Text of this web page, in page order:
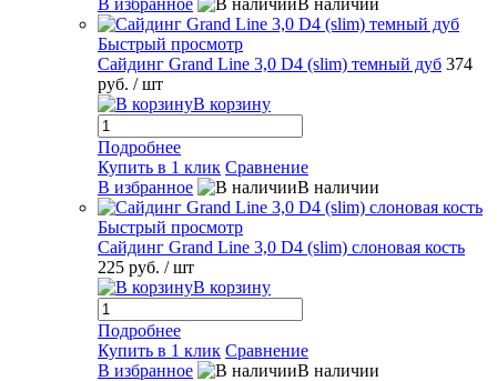
В избранное В наличии
Быстрый просмотр
Сайдинг Grand Line 3,0 D4 (slim) темный дуб 374
руб. / шт
В корзину
Подробнее
Купить в 1 клик Сравнение
В избранное
В наличии
Быстрый просмотр
Сайдинг Grand Line 3,0 D4 (slim) слоновая кость
225 руб. / шт
В корзину
Подробнее
Купить в 1 клик Сравнение
В избранное
В наличии